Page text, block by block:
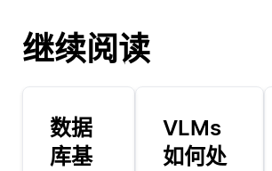
继续阅读
数据
库基
VLMs
如何处